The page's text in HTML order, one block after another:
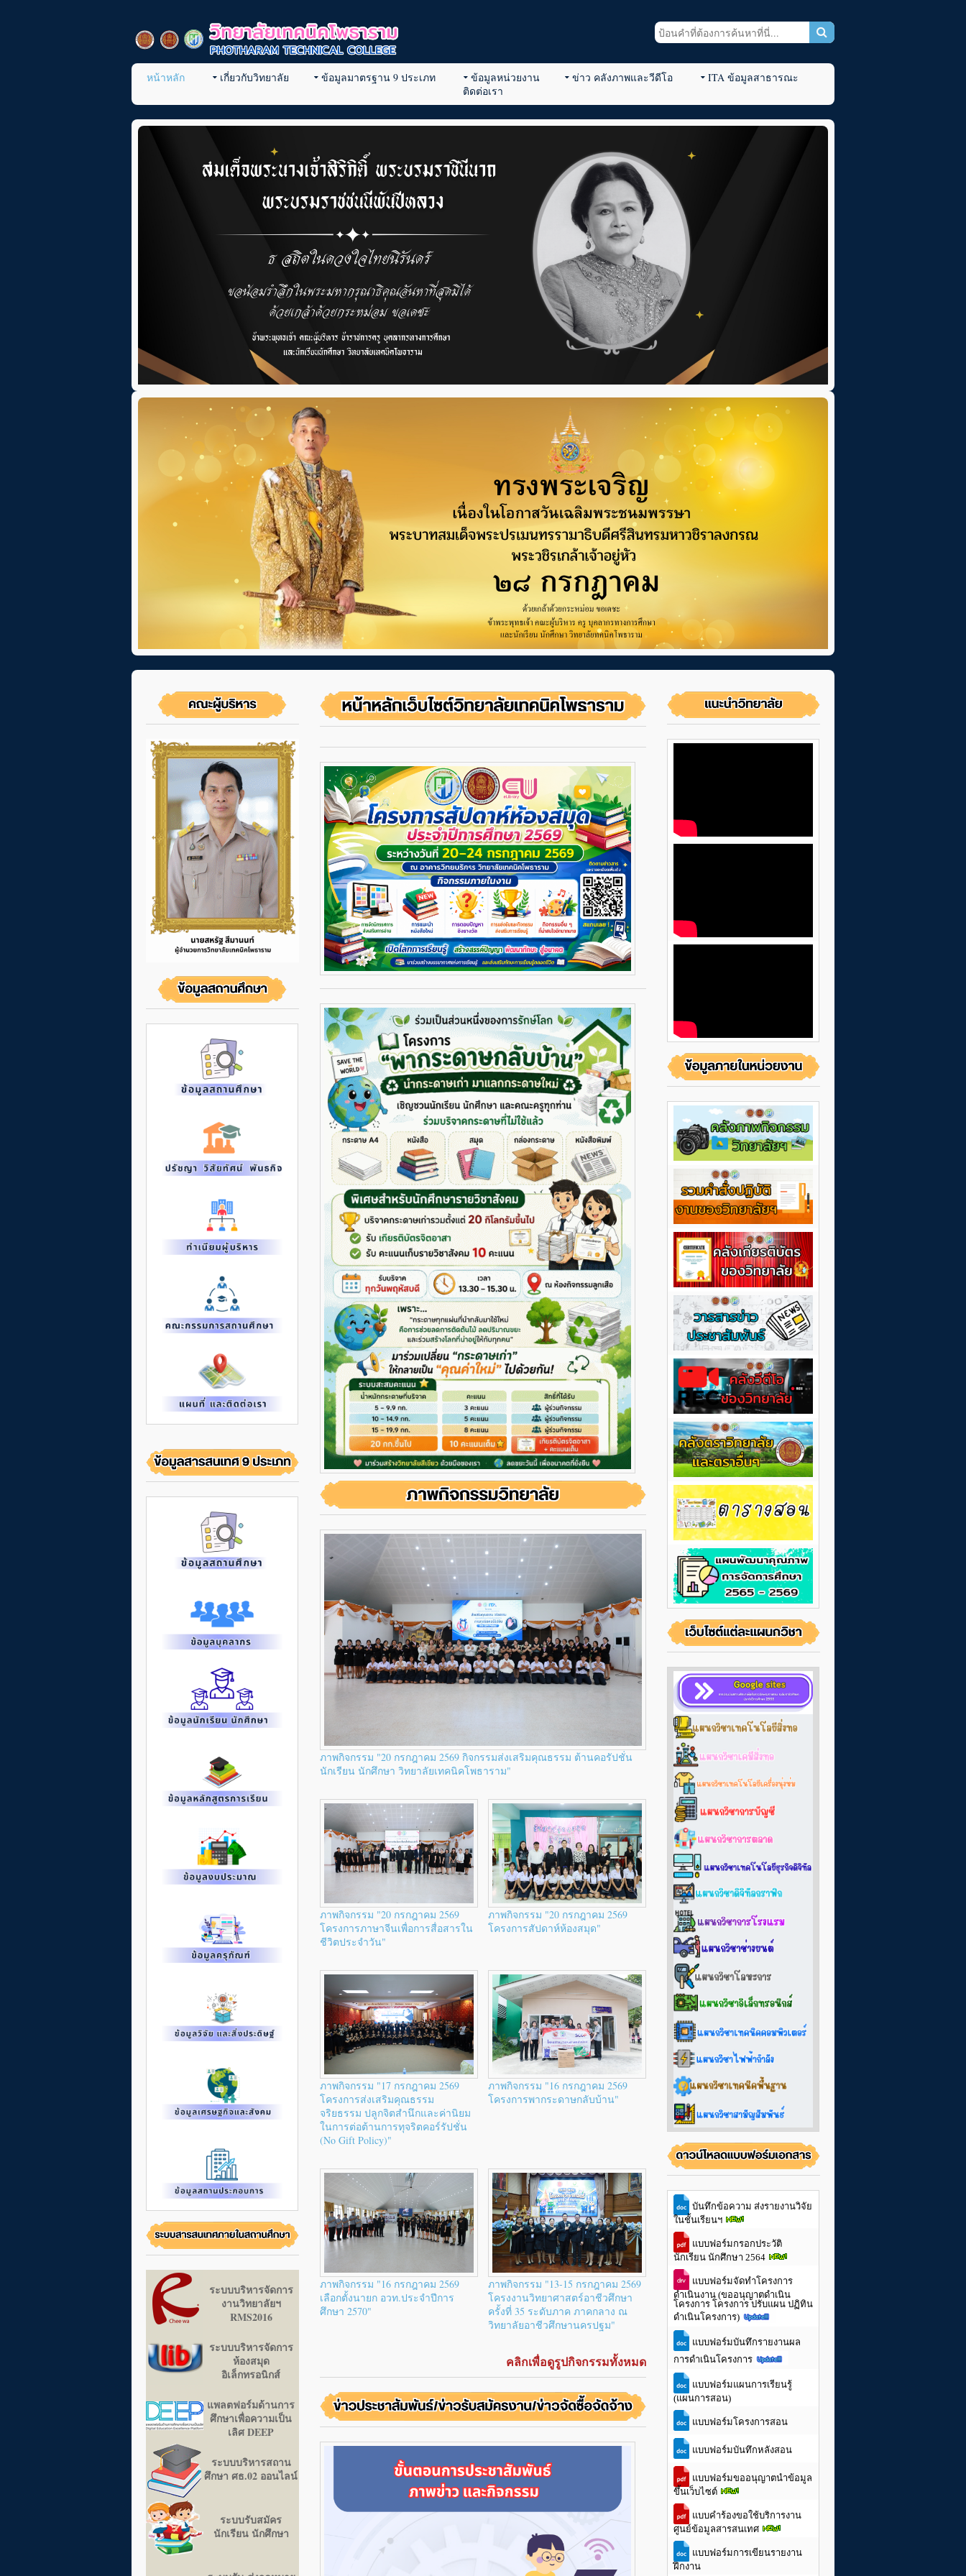
หน้าหลัก เกี่ยวกับวิทยาลัย ข้อมูลมาตรฐาน 9 ประเภท ข้อมูลหน่วยงาน ข่าว คลังภาพและวีดีโอ
ITA ข้อมูลสาธารณะ
ติดต่อเรา
ระบบบริหารจัดการ
งานวิทยาลัยฯ
RMS2016
ระบบบริหารจัดการ
ห้องสมุด
อิเล็กทรอนิกส์
แพลตฟอร์มด้านการ
ศึกษาเพื่อความเป็น
เลิศ DEEP
ระบบบริหารสถาน
ศึกษา ศธ.02 ออนไลน์
ระบบรับสมัคร
นักเรียน นักศึกษา
ภาพกิจกรรม "20 กรกฎาคม 2569 กิจกรรมส่งเสริมคุณธรรม ต้านคอรัปชั่น
นักเรียน นักศึกษา วิทยาลัยเทคนิคโพธาราม"
ภาพกิจกรรม "20 กรกฎาคม 2569
โครงการภาษาจีนเพื่อการสื่อสารใน
ชีวิตประจำวัน"
ภาพกิจกรรม "20 กรกฎาคม 2569
โครงการสัปดาห์ห้องสมุด"
ภาพกิจกรรม "17 กรกฎาคม 2569
โครงการส่งเสริมคุณธรรม
จริยธรรม ปลูกจิตสำนึกและค่านิยม
ในการต่อต้านการทุจริตคอร์รัปชั่น
(No Gift Policy)"
ภาพกิจกรรม "16 กรกฎาคม 2569
โครงการพากระดาษกลับบ้าน"
ภาพกิจกรรม "16 กรกฎาคม 2569
เลือกตั้งนายก อวท.ประจำปีการ
ศึกษา 2570"
ภาพกิจกรรม "13-15 กรกฎาคม 2569
โครงงานวิทยาศาสตร์อาชีวศึกษา
ครั้งที่ 35 ระดับภาค ภาคกลาง ณ
วิทยาลัยอาชีวศึกษานครปฐม"
คลิกเพื่อดูรูปกิจกรรมทั้งหมด
บันทึกข้อความ ส่งรายงานวิจัย
ในชั้นเรียนฯ
แบบฟอร์มกรอกประวัติ
นักเรียน นักศึกษา 2564
แบบฟอร์มจัดทำโครงการ
ดำเนินงาน (ขออนุญาตดำเนิน
โครงการ โครงการ ปรับแผน ปฏิทิน
ดำเนินโครงการ)
แบบฟอร์มบันทึกรายงานผล
การดำเนินโครงการ
แบบฟอร์มแผนการเรียนรู้
(แผนการสอน)
แบบฟอร์มโครงการสอน
แบบฟอร์มบันทึกหลังสอน
แบบฟอร์มขออนุญาตนำข้อมูล
ขึ้นเว็บไซต์
แบบคำร้องขอใช้บริการงาน
ศูนย์ข้อมูลสารสนเทศ
แบบฟอร์มการเขียนรายงาน
ฝึกงาน